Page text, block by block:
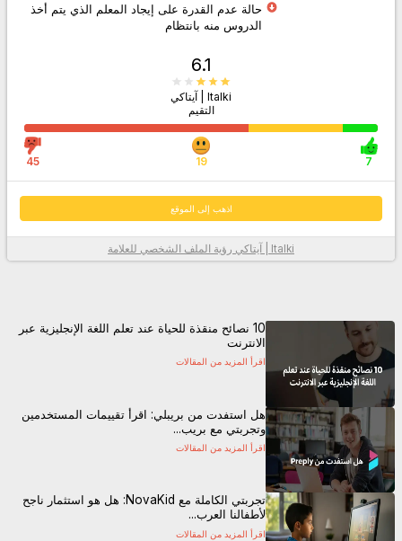
حالة عدم القدرة على إيجاد المعلم الذي يتم أخذ
الدروس منه بانتظام
6.1
Italki | آيتاكي
التقيم
7
19
45
اذهب إلى الموقع
اذهب إلى الموقع
Italki | آيتاكي رؤية الملف الشخصي للعلامة
10 نصائح منقذة للحياة عند تعلم اللغة الإنجليزية عبر
الانترنت
اقرأ المزيد من المقالات
هل استفدت من بريبلي: اقرأ تقييمات المستخدمين
وتجربتي مع بريب...
اقرأ المزيد من المقالات
تجربتي الكاملة مع NovaKid: هل هو استثمار ناجح
لأطفالنا العرب...
اقرأ المزيد من المقالات